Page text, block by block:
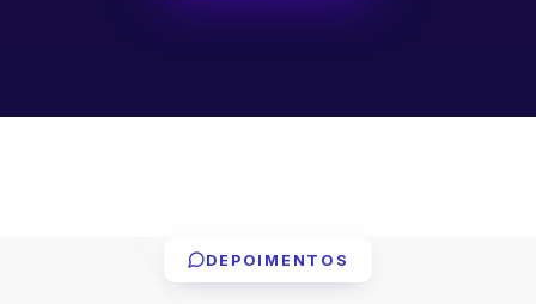
DEPOIMENTOS